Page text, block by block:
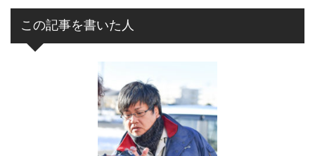
この記事を書いた人